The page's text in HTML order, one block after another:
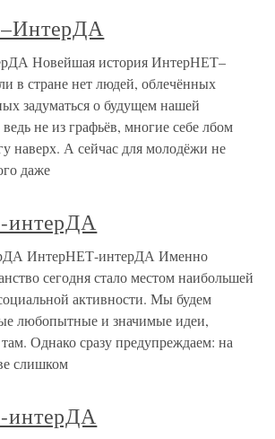
Новейшая история ИнтерНЕТ–
в стране нет людей, облечённых
задуматься о будущем нашей
не из графьёв, многие себе лбом
наверх. А сейчас для молодёжи не
даже
ИнтерНЕТ-интерДА Именно
сегодня стало местом наибольшей
активности. Мы будем
любопытные и значимые идеи,
Однако сразу предупреждаем: на
слишком